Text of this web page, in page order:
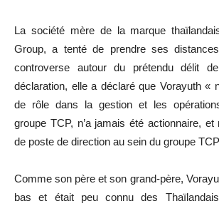
La société mère de la marque
Group, a tenté de prendre ses
controverse autour du prétendu délit
déclaration, elle a déclaré que Vorayuth «
de rôle dans la gestion et les
groupe TCP, n’a jamais été actionnaire, et
de poste de direction au sein du groupe
Comme son père et son grand-père,
bas et était peu connu des